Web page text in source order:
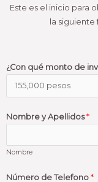
Este es el inicio para
la
¿Con qué monto de
Nombre y Apellidos*
Nombre
Número de Telefono *